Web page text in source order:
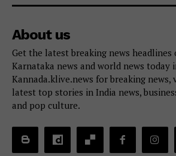
About us
Get the latest breaking news
Karnataka news and world news today
Kannada.klive.news for breaking news,
latest top stories in India news,
and pop culture.